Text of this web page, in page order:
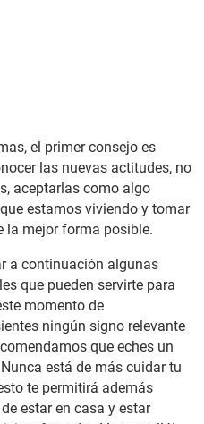
el primer consejo es
las nuevas actitudes, no
aceptarlas como algo
estamos viviendo y tomar
la mejor forma posible.
a continuación algunas
que pueden servirte para
momento de
ningún signo relevante
que eches un
está de más cuidar tu
te permitirá además
estar en casa y estar